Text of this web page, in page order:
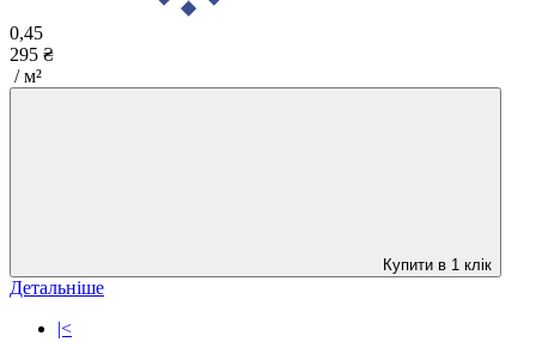
0,45
295 ₴
/ м²
Купити в 1 клік
Детальніше
|<